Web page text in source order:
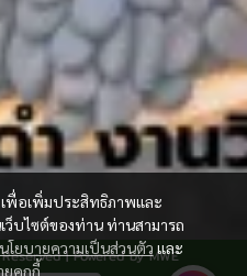
เพื่อเพิ่มประสิทธิภาพและ
ว็บไซต์ของท่าน ท่านสามารถ
นโยบายความเป็นส่วนตัว และ
ยคุกกี้
| Powered by MWE